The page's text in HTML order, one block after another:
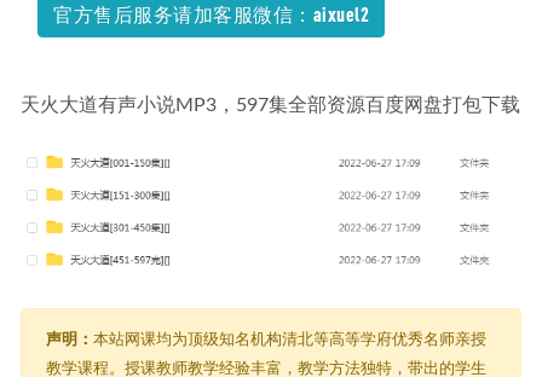
官方售后服务请加客服微信：aixuel2
天火大道有声小说MP3，597集全部资源百度网盘打包下载
声明： 本站网课均为顶级知名机构清北等高等学府优秀名师亲授
教学课程。授课教师教学经验丰富，教学方法独特，带出的学生
高中地理网课教程猿辅导2022崔亚飞高三地理a+班高考复习